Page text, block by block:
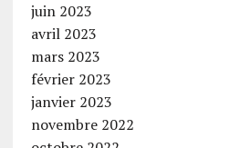
juin 2023
avril 2023
mars 2023
février 2023
janvier 2023
novembre 2022